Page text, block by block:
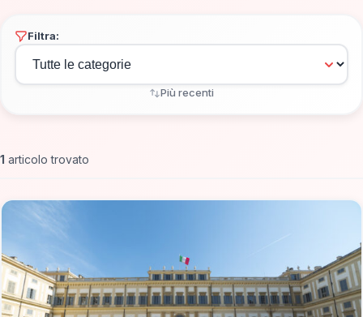
Filtra:
Più recenti
1 articolo trovato